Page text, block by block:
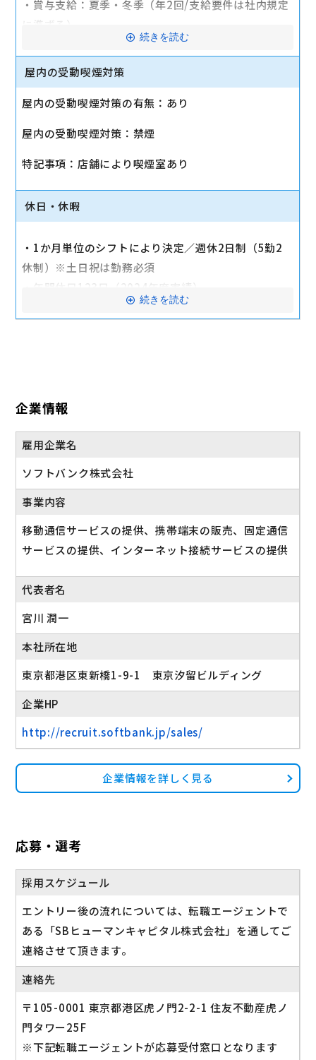
・賞与支給：夏季・冬季（年2回/支給要件は社内規定
に準ずる）
・時間外手当あり（平均残業時間：10h/月）
・通勤手当支給（規定あり）
災保険）
・入社時に研修有（職種・地域によって研修日程が異
なる）
・制服貸与
等）
交通費全額支給
続きを読む
屋内の受動喫煙対策
屋内の受動喫煙対策の有無：あり
屋内の受動喫煙対策：禁煙
特記事項：店舗により喫煙室あり
休日・休暇
・1か月単位のシフトにより決定／週休2日制（5勤2
休制）※土日祝は勤務必須
・年間休日123日（2024年度実績）
・有給休暇：6か月勤務後11日付与
続きを読む
企業情報
雇用企業名
ソフトバンク株式会社
事業内容
移動通信サービスの提供、携帯端末の販売、固定通信
サービスの提供、インターネット接続サービスの提供
代表者名
宮川 潤一
本社所在地
東京都港区東新橋1-9-1 東京汐留ビルディング
企業HP
http://recruit.softbank.jp/sales/
企業情報を詳しく見る
応募・選考
採用スケジュール
エントリー後の流れについては、転職エージェントで
ある「SBヒューマンキャピタル株式会社」を通してご
連絡させて頂きます。
連絡先
〒105-0001 東京都港区虎ノ門2-2-1 住友不動産虎ノ
門タワー25F
※下記転職エージェントが応募受付窓口となります